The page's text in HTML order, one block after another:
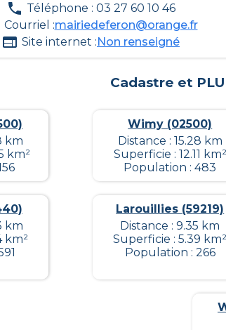
Téléphone : 03 27 60 10 46
Courriel :mairiedeferon@orange.fr
Site internet : Non renseigné
Cadastre et
km
km²
Wimy (02500)
Distance : 15.28 km
Superficie : 12.11 km²
Population : 483
km
km²
Larouillies (59219)
Distance : 9.35 km
Superficie : 5.39 km²
Population : 266